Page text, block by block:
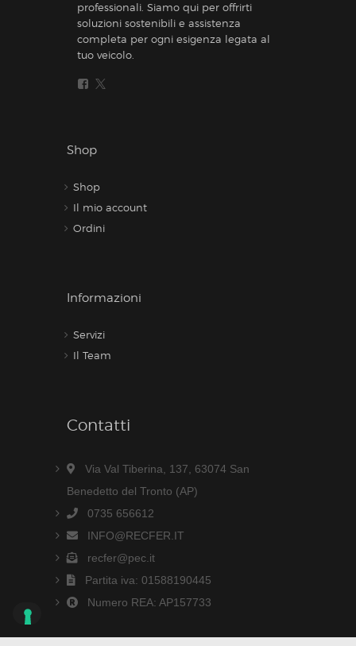
professionali. Siamo qui per offrirti
soluzioni sostenibili e assistenza
completa per ogni esigenza legata al
tuo veicolo.
Shop
Shop
Il mio account
Ordini
Informazioni
Servizi
Il Team
Contatti
Via Val Tiberina, 137, 63074 San
Benedetto del Tronto (AP)
0735 656612
INFO@RECFER.IT
recfer@pec.it
Partita iva: 01588190445
Numero REA: AP157733